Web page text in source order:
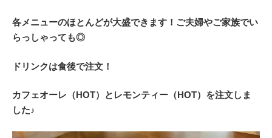
各メニューのほとんどが大盛できます！ご夫婦やご家族でい
らっしゃっても◎
ドリンクは食後で注文！
カフェオーレ（HOT）とレモンティー（HOT）を注文しま
した♪